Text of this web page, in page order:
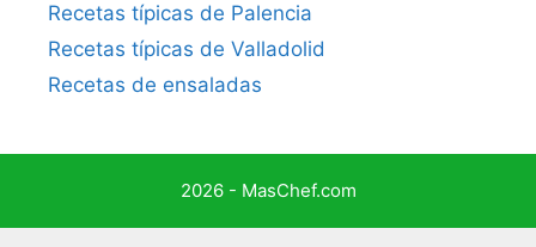
Recetas típicas de Palencia
Recetas típicas de Valladolid
Recetas de ensaladas
2026 - MasChef.com